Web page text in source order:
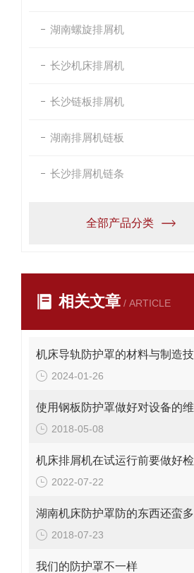
湖南螺旋排屑机
长沙机床排屑机
长沙链板排屑机
湖南排屑机链板
长沙排屑机链条
全部产品分类
相关文章 / ARTICLE
2024-01-26
2018-05-08
2022-07-22
湖南机床防护罩防的东西还蛮多
2018-07-23
我们的防护罩不一样